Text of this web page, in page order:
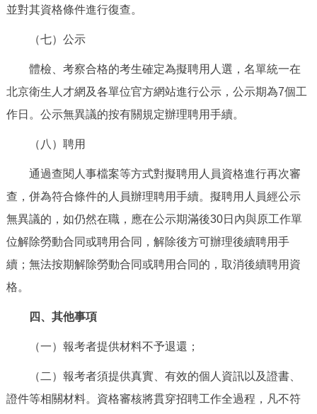
並對其資格條件進行復查。
（七）公示
體檢、考察合格的考生確定為擬聘用人選，名單統一在
北京衛生人才網及各單位官方網站進行公示，公示期為7個工
作日。公示無異議的按有關規定辦理聘用手續。
（八）聘用
通過查閱人事檔案等方式對擬聘用人員資格進行再次審
查，併為符合條件的人員辦理聘用手續。擬聘用人員經公示
無異議的，如仍然在職，應在公示期滿後30日內與原工作單
位解除勞動合同或聘用合同，解除後方可辦理後續聘用手
續；無法按期解除勞動合同或聘用合同的，取消後續聘用資
格。
四、其他事項
（一）報考者提供材料不予退還；
（二）報考者須提供真實、有效的個人資訊以及證書、
證件等相關材料。資格審核將貫穿招聘工作全過程，凡不符